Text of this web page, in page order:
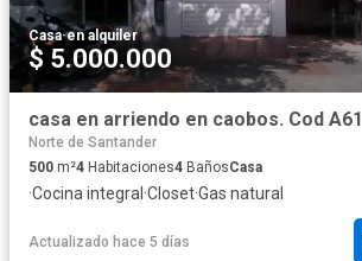
Casa·en alquiler
$ 5.000.000
casa en arriendo en caobos. Cod A61
Norte de Santander
500 m²4 Habitaciones4 BañosCasa
·Cocina integral ·Closet·Gas natural
Actualizado hace 5 días